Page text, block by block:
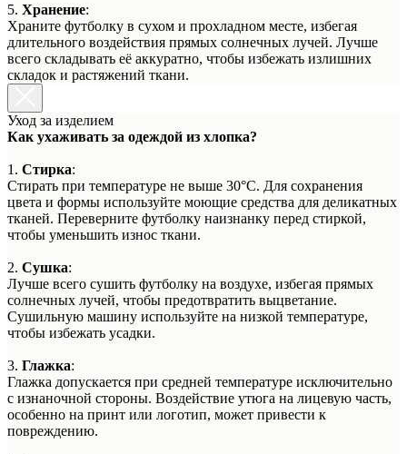
5. Хранение:
Храните футболку в сухом и прохладном месте, избегая
длительного воздействия прямых солнечных лучей. Лучше
всего складывать её аккуратно, чтобы избежать излишних
складок и растяжений ткани.
Уход за изделием
Как ухаживать за одеждой из хлопка?
1. Стирка:
Стирать при температуре не выше 30°C. Для сохранения
цвета и формы используйте моющие средства для деликатных
тканей. Переверните футболку наизнанку перед стиркой,
чтобы уменьшить износ ткани.
2. Сушка:
Лучше всего сушить футболку на воздухе, избегая прямых
солнечных лучей, чтобы предотвратить выцветание.
Сушильную машину используйте на низкой температуре,
чтобы избежать усадки.
3. Глажка:
Глажка допускается при средней температуре исключительно
с изнаночной стороны. Воздействие утюга на лицевую часть,
особенно на принт или логотип, может привести к
повреждению.